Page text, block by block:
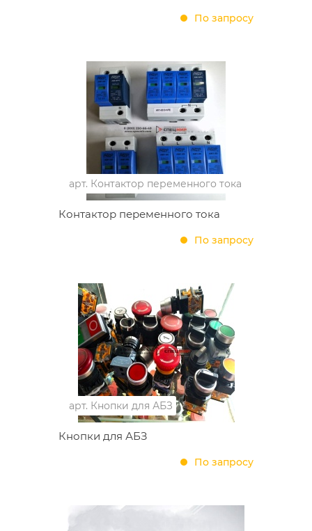
По запросу
арт. Контактор переменного тока
Контактор переменного тока
По запросу
арт. Кнопки для АБЗ
Кнопки для АБЗ
По запросу